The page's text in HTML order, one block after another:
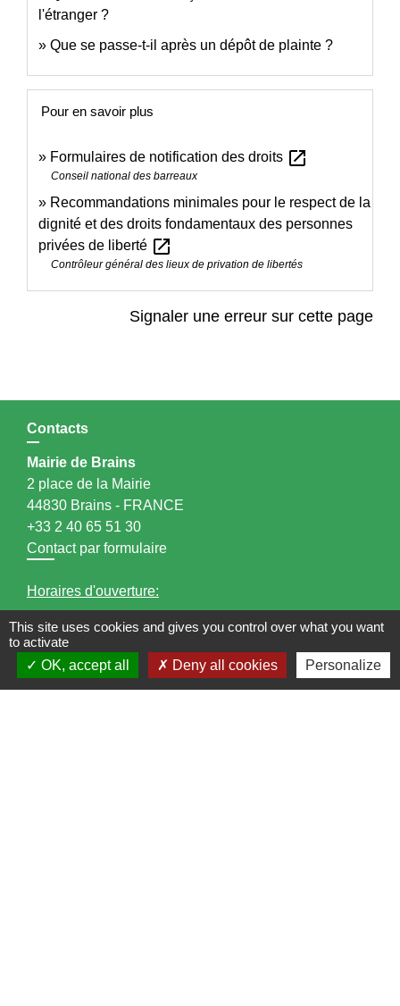
l'étranger ?
Que se passe-t-il après un dépôt de plainte ?
Pour en savoir plus
Formulaires de notification des droits open_in_new
Conseil national des barreaux
Recommandations minimales pour le respect de la
dignité et des droits fondamentaux des personnes
privées de liberté open_in_new
Contrôleur général des lieux de privation de libertés
Signaler une erreur sur cette page
Contacts
Mairie de Brains
2 place de la Mairie
44830 Brains - FRANCE
+33 2 40 65 51 30
Contact par formulaire
Horaires d'ouverture:
Lundi : 14h - 17h
Mardi : 8h30 - 13h / 14h - 17h
Mercredi : 8h30 - 13h
This site uses cookies and gives you control over what you want
to activate
OK, accept all
Deny all cookies Personalize